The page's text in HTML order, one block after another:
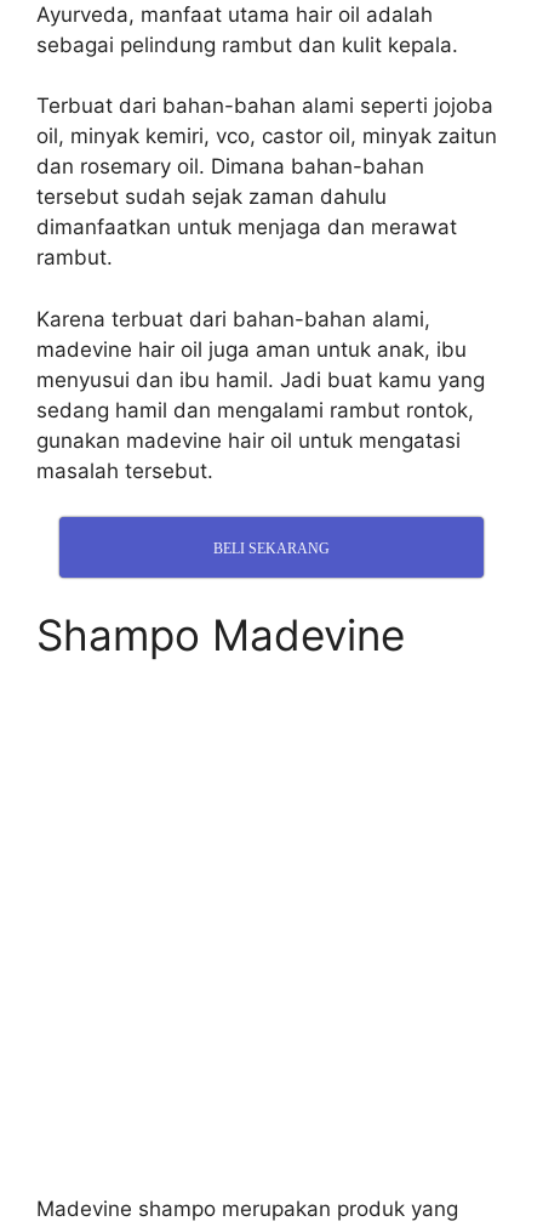
Ayurveda, manfaat utama hair oil adalah
sebagai pelindung rambut dan kulit kepala.
Terbuat dari bahan-bahan alami seperti jojoba
oil, minyak kemiri, vco, castor oil, minyak zaitun
dan rosemary oil. Dimana bahan-bahan
tersebut sudah sejak zaman dahulu
dimanfaatkan untuk menjaga dan merawat
rambut.
Karena terbuat dari bahan-bahan alami,
madevine hair oil juga aman untuk anak, ibu
menyusui dan ibu hamil. Jadi buat kamu yang
sedang hamil dan mengalami rambut rontok,
gunakan madevine hair oil untuk mengatasi
masalah tersebut.
BELI SEKARANG
Shampo Madevine
Madevine shampo merupakan produk yang